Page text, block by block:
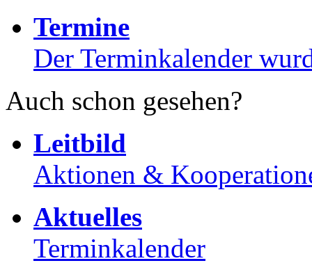
Termine
Der Terminkalender
Auch schon gesehen?
Leitbild
Aktionen &
Aktuelles
Terminkalender